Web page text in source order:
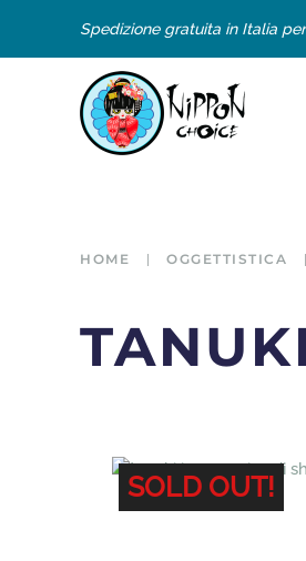
Spedizione gratuita in Italia
HOME OGGETTISTICA
SOLD OUT!